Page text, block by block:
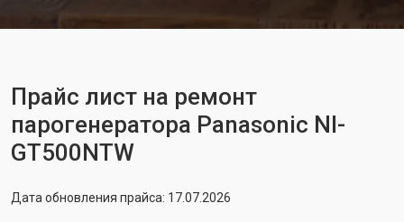
Прайс лист на ремонт
парогенератора Panasonic NI-
GT500NTW
Дата обновления прайса: 17.07.2026